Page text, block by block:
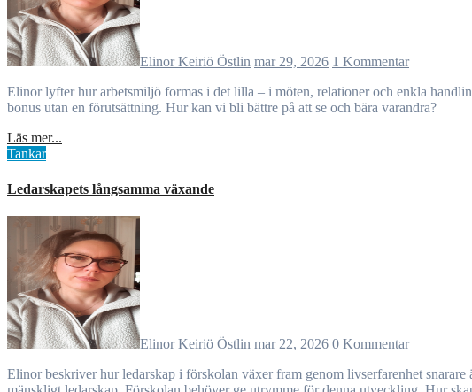
Elinor Keiriö Östlin mar 29, 2026 1 Kommentar
Elinor lyfter hur arbetsmiljö formas i det lilla – i möten, relationer och enkla handlingar som ett genuint “hej”. Kollegial närvaro och omtanke blir avgörande för trygghet och ork i vardagen. Relationer är inte en
bonus utan en förutsättning. Hur kan vi bli bättre på att se och bära varandra?
Läs mer...
Tankar
Ledarskapets långsamma växande
Elinor Keiriö Östlin mar 22, 2026 0 Kommentar
Elinor beskriver hur ledarskap i förskolan växer fram genom livserfarenhet snarare än metoder. Närvaro, lyssnande och mognad blir centralt. Genom tid, misstag och relationer formas ett mer hållbart och